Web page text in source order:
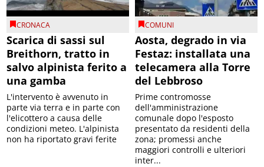
CRONACA
Scarica di sassi sul
Breithorn, tratto in
salvo alpinista ferito a
una gamba
L'intervento è avvenuto in
parte via terra e in parte con
l'elicottero a causa delle
condizioni meteo. L'alpinista
non ha riportato gravi ferite
COMUNI
Aosta, degrado in via
Festaz: installata una
telecamera alla Torre
del Lebbroso
Prime contromosse
dell'amministrazione
comunale dopo l'esposto
presentato da residenti della
zona; promessi anche
maggiori controlli e ulteriori
inter...